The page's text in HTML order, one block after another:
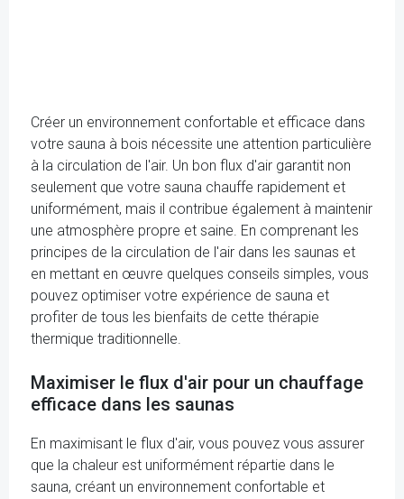
Créer un environnement confortable et efficace dans
votre sauna à bois nécessite une attention particulière
à la circulation de l'air. Un bon flux d'air garantit non
seulement que votre sauna chauffe rapidement et
uniformément, mais il contribue également à maintenir
une atmosphère propre et saine. En comprenant les
principes de la circulation de l'air dans les saunas et
en mettant en œuvre quelques conseils simples, vous
pouvez optimiser votre expérience de sauna et
profiter de tous les bienfaits de cette thérapie
thermique traditionnelle.
Maximiser le flux d'air pour un chauffage
efficace dans les saunas
En maximisant le flux d'air, vous pouvez vous assurer
que la chaleur est uniformément répartie dans le
sauna, créant un environnement confortable et